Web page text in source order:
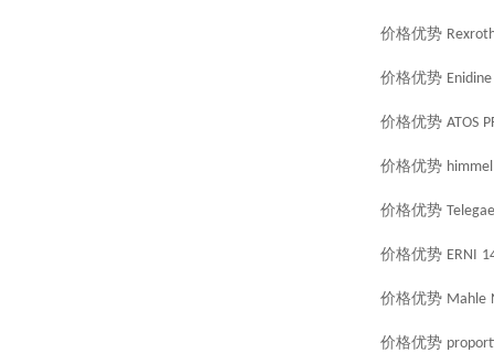
价格优势
价格优势 Enidine
价格优势 ATOS
价格优势 himmel
价格优势
价格优势 ERNI
价格优势 Mahle
价格优势